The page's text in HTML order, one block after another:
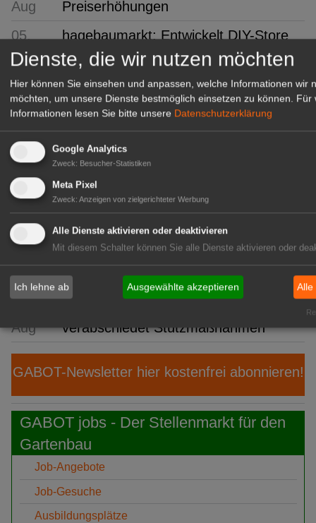
Aug
Preiserhöhungen
05.
Aug
hagebaumarkt: Entwickelt DIY-Store
auf dem PAROOKAVILLE Festival
weiter
05.
Aug
Statistik: Einzelhandelsumsatz im
Juni 2026 niedriger
05.
Aug
Studie: Baumarkt-Branche unter
Druck
05. Aug Bayer: Operativ auf Kurs
Aug
Weihnachten kann kommen
05.
Aug
Hessen: Ausbildungsstart im
Gartenbau
Aug
verabschiedet Stützmaßnahmen
GABOT-Newsletter hier kostenfrei abonnieren!
GABOT jobs - Der Stellenmarkt für den
Gartenbau
Job-Angebote
Job-Gesuche
Ausbildungsplätze
Dienste, die wir nutzen möchten
Hier können Sie einsehen und anpassen, welche Informationen wir
möchten, um unsere Dienste bestmöglich einsetzen zu können.
Für
Informationen lesen Sie bitte unsere Datenschutzerklärung
Google Analytics
Zweck: Besucher-Statistiken
Meta Pixel
Zweck: Anzeigen von zielgerichteter Werbung
Alle Dienste aktivieren oder deaktivieren
Mit diesem Schalter können Sie alle Dienste aktivieren oder
Ich lehne ab Ausgewählte akzeptieren Alle